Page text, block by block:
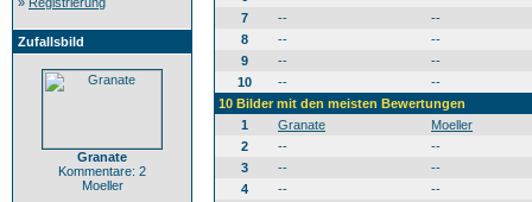
Zufallsbild
Granate
Kommentare: 2
Moeller
7
--
--
8
--
--
9
--
--
10
--
--
10 Bilder mit den meisten Bewertungen
1
Granate
Moeller
2
--
--
3
--
--
4
--
--